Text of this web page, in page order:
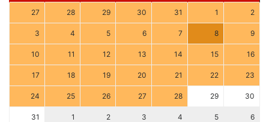
27 28 29 30 31 1 2
3 4 5 6 7 8 9
10 11 12 13 14 15 16
17 18 19 20 21 22 23
24 25 26 27 28 29 30
31 1 2 3 4 5 6